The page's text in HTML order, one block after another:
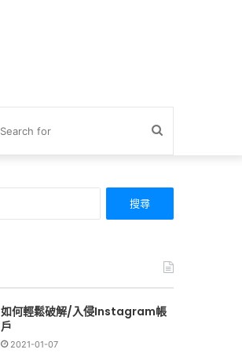
如何輕鬆破解/入侵Instagram帳
戶
2021-01-07